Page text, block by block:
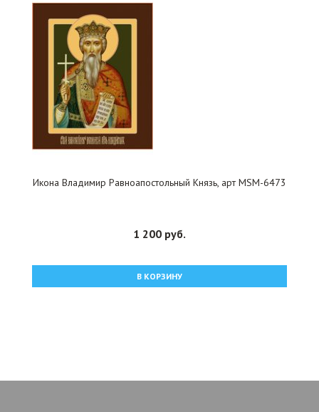
Икона Владимир Равноапостольный Князь, арт MSM-6473
1 200 руб.
В КОРЗИНУ